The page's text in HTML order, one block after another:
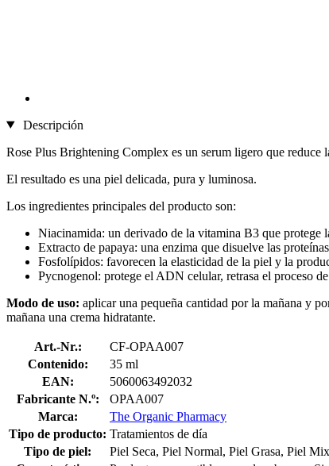
Descripción
Rose Plus Brightening Complex es un serum ligero que reduce
El resultado es una piel delicada, pura y luminosa.
Los ingredientes principales del producto son:
Niacinamida: un derivado de la vitamina B3 que protege
Extracto de papaya: una enzima que disuelve las
Fosfolípidos: favorecen la elasticidad de la piel y la
Pycnogenol: protege el ADN celular, retrasa el proceso
Modo de uso: aplicar una pequeña cantidad por la mañana y
mañana una crema hidratante.
Art.-Nr.:
CF-OPAA007
Contenido:
35 ml
EAN:
5060063492032
Fabricante N.º:
OPAA007
Marca:
The Organic Pharmacy
Tipo de producto: Tratamientos de día
Tipo de piel:
Piel Seca, Piel Normal, Piel Grasa, Piel